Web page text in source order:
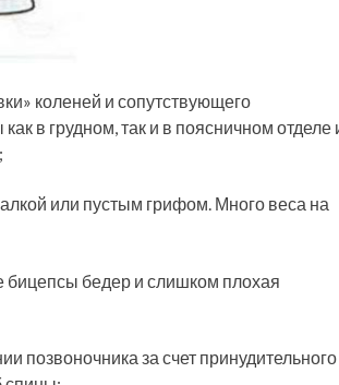
коленей и сопутствующего
в грудном, так и в поясничном отделе
или пустым грифом. Много веса на
бицепсы бедер и слишком плохая
позвоночника за счет принудительного